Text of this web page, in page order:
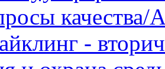
качества/
-